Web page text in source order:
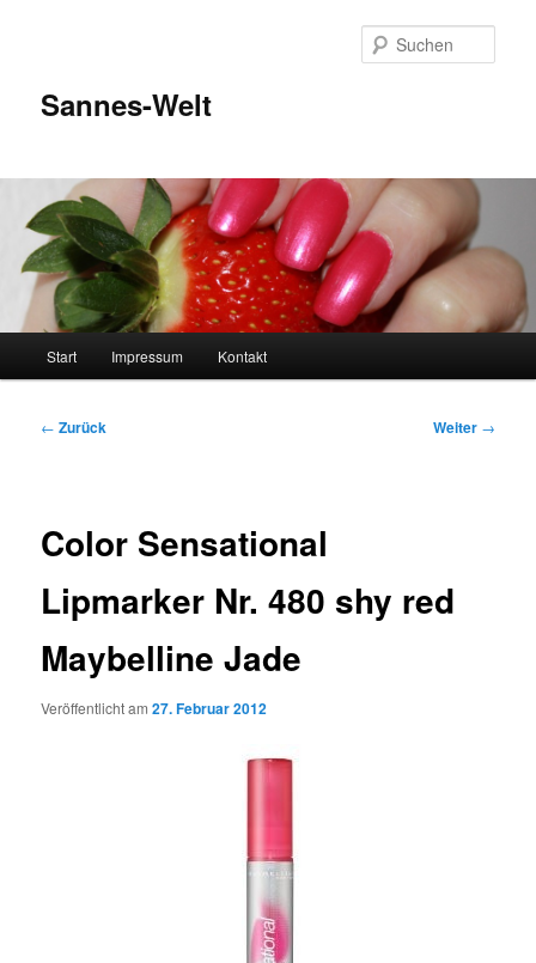
Sannes-Welt
Start Impressum Kontakt
Beitragsnavigation
← Zurück Weiter →
Color Sensational
Lipmarker Nr. 480 shy red
Maybelline Jade
Veröffentlicht am27. Februar 2012